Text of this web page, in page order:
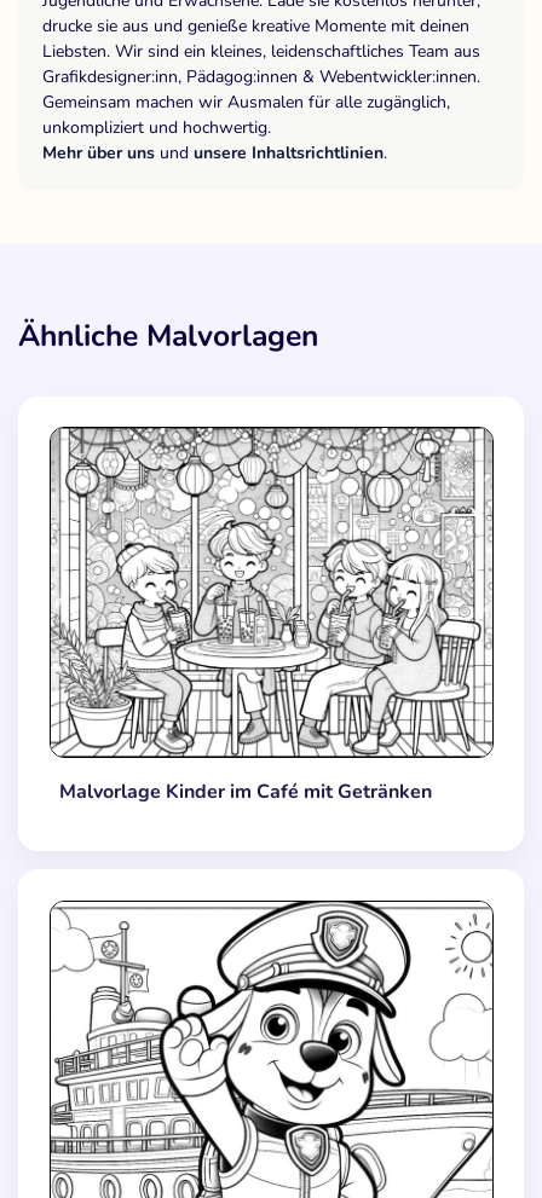
drucke sie aus und genieße kreative Momente mit deinen
Liebsten. Wir sind ein kleines, leidenschaftliches Team aus
Grafikdesigner:inn, Pädagog:innen & Webentwickler:innen.
Gemeinsam machen wir Ausmalen für alle zugänglich,
unkompliziert und hochwertig.
Mehr über uns und unsere Inhaltsrichtlinien.
Ähnliche Malvorlagen
Malvorlage Kinder im Café mit Getränken